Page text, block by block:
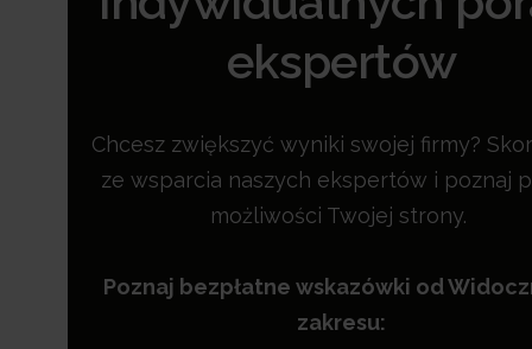
ekspertów
Chcesz zwiększyć wyniki swojej firmy?
ze wsparcia naszych ekspertów i poznaj
możliwości Twojej strony.
Poznaj bezpłatne wskazówki od
zakresu: